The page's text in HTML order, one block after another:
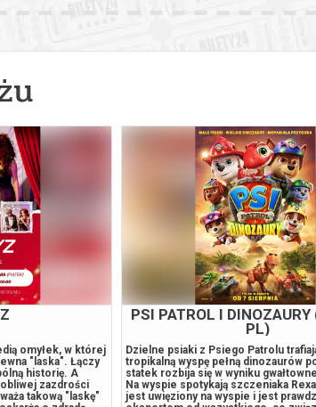
omyłek, w której
"laska". Łączy
historię. A
zazdrości
takową "laskę"
PSI PATROL I DINOZAURY
PL)
Dzielne psiaki z Psiego Patrolu
tropikalną wyspę pełną dinozaurów
statek rozbija się w wyniku
Na wyspie spotykają szczeniaka
jest uwięziony na wyspie i jest